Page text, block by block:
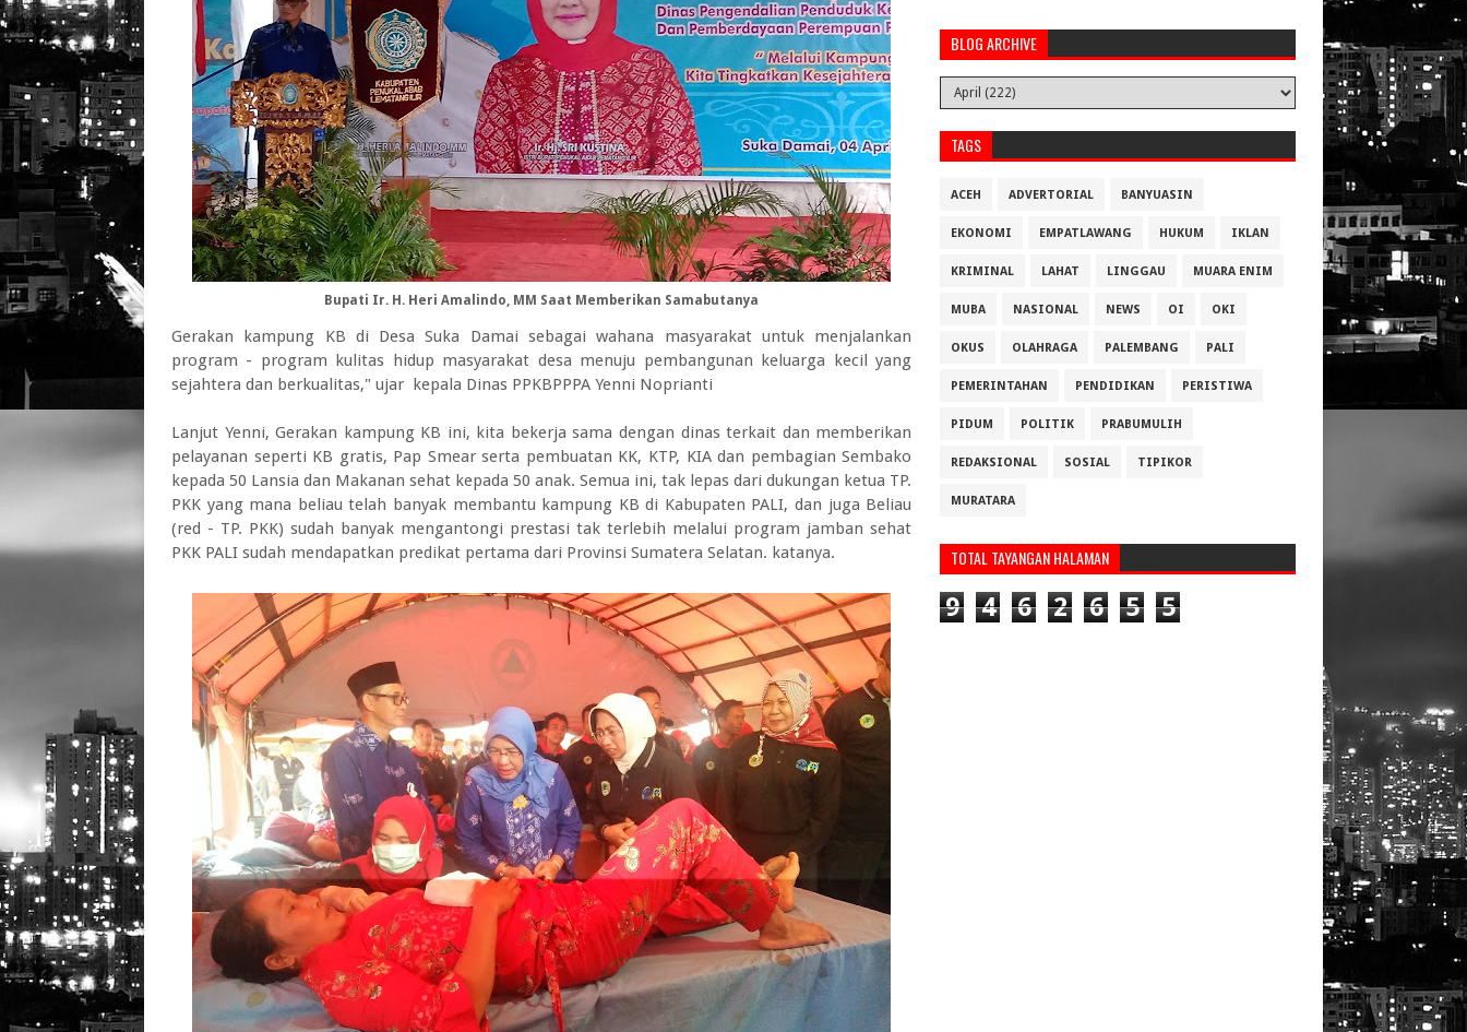
Bupati Ir. H. Heri Amalindo, MM Saat Memberikan Samabutanya
Gerakan kampung KB di Desa Suka Damai sebagai wahana masyarakat untuk menjalankan
program - program kulitas hidup masyarakat desa menuju pembangunan keluarga kecil yang
sejahtera dan berkualitas," ujar kepala Dinas PPKBPPPA Yenni Noprianti
Lanjut Yenni, Gerakan kampung KB ini, kita bekerja sama dengan dinas terkait dan memberikan
pelayanan seperti KB gratis, Pap Smear serta pembuatan KK, KTP, KIA dan pembagian Sembako
kepada 50 Lansia dan Makanan sehat kepada 50 anak. Semua ini, tak lepas dari dukungan ketua TP.
PKK yang mana beliau telah banyak membantu kampung KB di Kabupaten PALI, dan juga Beliau
(red - TP. PKK) sudah banyak mengantongi prestasi tak terlebih melalui program jamban sehat
PKK PALI sudah mendapatkan predikat pertama dari Provinsi Sumatera Selatan. katanya.
BLOG ARCHIVE
TAGS
ACEH ADVERTORIAL BANYUASIN
EKONOMI EMPATLAWANG HUKUM IKLAN
KRIMINAL LAHAT LINGGAU MUARA ENIM
MUBA NASIONAL NEWS OI OKI
OKUS OLAHRAGA PALEMBANG PALI
PEMERINTAHAN PENDIDIKAN PERISTIWA
PIDUM POLITIK PRABUMULIH
REDAKSIONAL SOSIAL TIPIKOR
MURATARA
TOTAL TAYANGAN HALAMAN
9 4 6 2 6 5 5